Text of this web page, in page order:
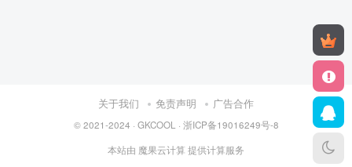
关于我们 免责声明 广告合作
© 2021-2024 · GKCOOL · 浙ICP备19016249号-8
本站由 魔果云计算 提供计算服务